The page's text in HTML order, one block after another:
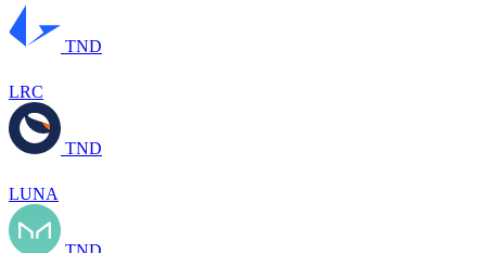
TND
LRC
TND
LUNA